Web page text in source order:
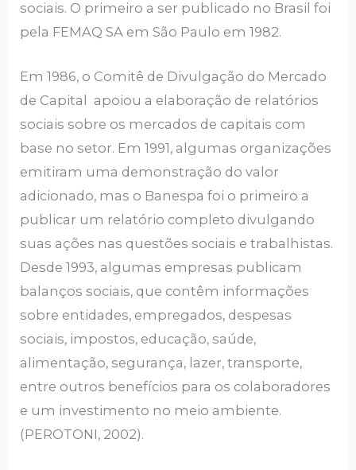
sociais. O primeiro a ser publicado no Brasil foi
pela FEMAQ SA em São Paulo em 1982.
Em 1986, o Comitê de Divulgação do Mercado
de Capital apoiou a elaboração de relatórios
sociais sobre os mercados de capitais com
base no setor. Em 1991, algumas organizações
emitiram uma demonstração do valor
adicionado, mas o Banespa foi o primeiro a
publicar um relatório completo divulgando
suas ações nas questões sociais e trabalhistas.
Desde 1993, algumas empresas publicam
balanços sociais, que contêm informações
sobre entidades, empregados, despesas
sociais, impostos, educação, saúde,
alimentação, segurança, lazer, transporte,
entre outros benefícios para os colaboradores
e um investimento no meio ambiente.
(PEROTONI, 2002).